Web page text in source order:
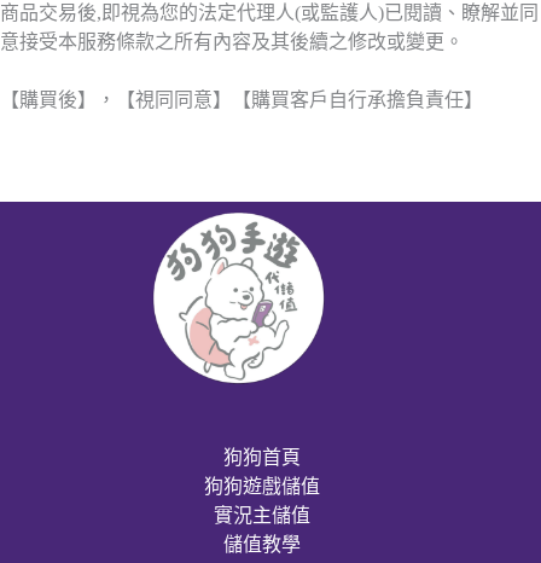
商品交易後,即視為您的法定代理人(或監護人)已閱讀、瞭解並同
意接受本服務條款之所有內容及其後續之修改或變更。
【購買後】，【視同同意】【購買客戶自行承擔負責任】
狗狗首頁
狗狗遊戲儲值
實況主儲值
儲值教學